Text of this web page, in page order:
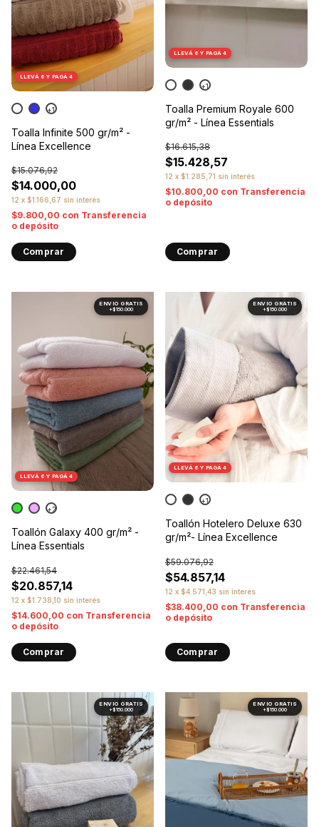
Toalla Infinite 500 gr/m² -
Línea Excellence
$14.000,00
$15.076,92
12 x $1.166,67 sin interés
LLEVÁ 6 Y PAGÁ 4
$9.800,00 con Transferencia
o depósito
+1
Comprar
Toalla Premium Royale 600
gr/m² - Línea Essentials
$15.428,57
$16.615,38
12 x $1.285,71 sin interés
LLEVÁ 6 Y PAGÁ 4
$10.800,00 con Transferencia
o depósito
+1
Comprar
1/7
Toallón Galaxy 400 gr/m² -
Línea Essentials
$20.857,14
$22.461,54
12 x $1.738,10 sin interés
LLEVÁ 6 Y PAGÁ 4
$14.600,00 con Transferencia
o depósito
+2
Comprar
1/10
Toallón Hotelero Deluxe 630
gr/m²- Línea Excellence
$54.857,14
$59.076,92
12 x $4.571,43 sin interés
LLEVÁ 6 Y PAGÁ 4
$38.400,00 con Transferencia
o depósito
+1
Comprar
1/9 1/10